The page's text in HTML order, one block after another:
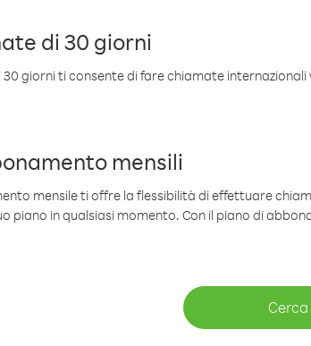
di 30 giorni
giorni ti consente di fare chiamate
mensili
mensile ti offre la flessibilità di effettuare
piano in qualsiasi momento. Con il piano di